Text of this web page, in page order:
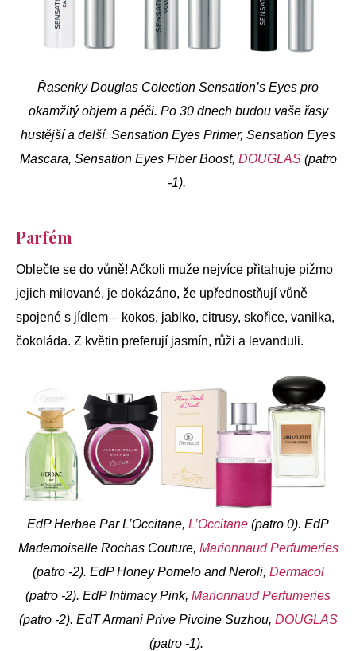
Řasenky Douglas Colection Sensation’s Eyes pro
okamžitý objem a péči. Po 30 dnech budou vaše řasy
hustější a delší. Sensation Eyes Primer, Sensation Eyes
Mascara, Sensation Eyes Fiber Boost, DOUGLAS(patro
-1).
Parfém
Oblečte se do vůně! Ačkoli muže nejvíce přitahuje pižmo
jejich milované, je dokázáno, že upřednostňují vůně
spojené s jídlem – kokos, jablko, citrusy, skořice, vanilka,
čokoláda. Z květin preferují jasmín, růži a levanduli.
EdP Herbae Par L’Occitane, L’Occitane (patro 0). EdP
Mademoiselle Rochas Couture, Marionnaud Perfumeries
(patro -2). EdP Honey Pomelo and Neroli, Dermacol
(patro -2). EdP Intimacy Pink, Marionnaud Perfumeries
(patro -2). EdT Armani Prive Pivoine Suzhou, DOUGLAS
(patro -1).